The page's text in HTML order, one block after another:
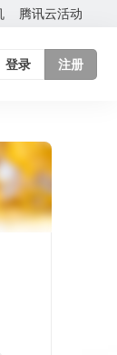
腾讯云活动
登录 注册